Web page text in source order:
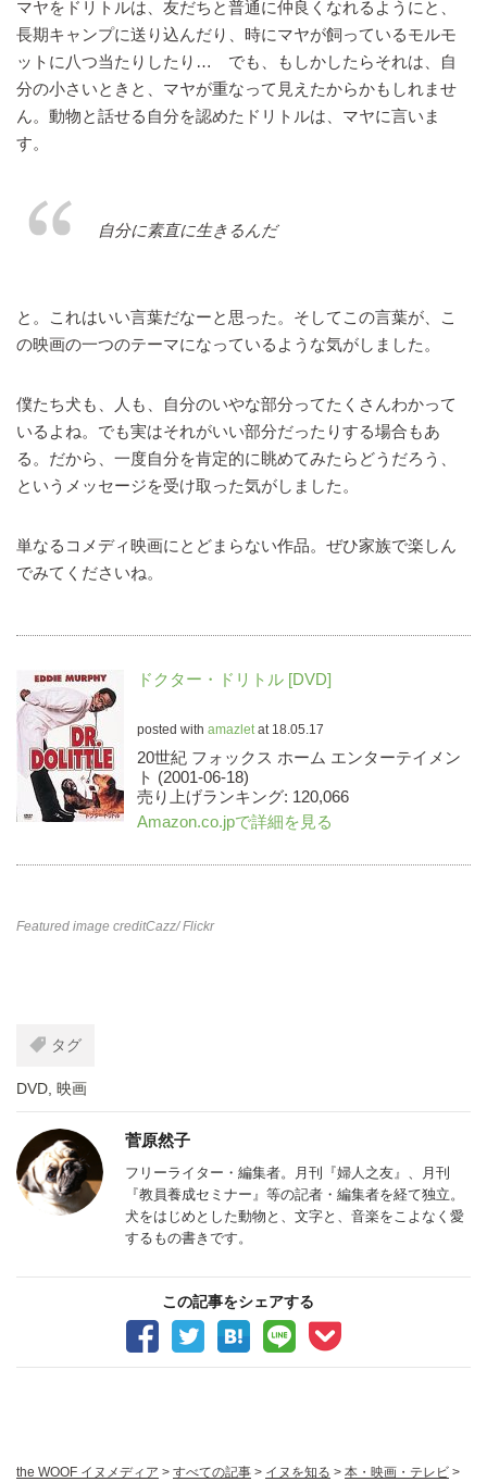
マヤをドリトルは、友だちと普通に仲良くなれるようにと、
長期キャンプに送り込んだり、時にマヤが飼っているモルモ
ットに八つ当たりしたり… でも、もしかしたらそれは、自
分の小さいときと、マヤが重なって見えたからかもしれませ
ん。動物と話せる自分を認めたドリトルは、マヤに言いま
す。
自分に素直に生きるんだ
と。これはいい言葉だなーと思った。そしてこの言葉が、こ
の映画の一つのテーマになっているような気がしました。
僕たち犬も、人も、自分のいやな部分ってたくさんわかって
いるよね。でも実はそれがいい部分だったりする場合もあ
る。だから、一度自分を肯定的に眺めてみたらどうだろう、
というメッセージを受け取った気がしました。
単なるコメディ映画にとどまらない作品。ぜひ家族で楽しん
でみてくださいね。
ドクター・ドリトル [DVD]
posted with amazletat 18.05.17
20世紀 フォックス ホーム エンターテイメン
ト (2001-06-18)
売り上げランキング: 120,066
Amazon.co.jpで詳細を見る
Featured image creditCazz/ Flickr
タグ
DVD, 映画
菅原然子
フリーライター・編集者。月刊『婦人之友』、月刊
『教員養成セミナー』等の記者・編集者を経て独立。
犬をはじめとした動物と、文字と、音楽をこよなく愛
するもの書きです。
この記事をシェアする
the WOOF イヌメディア > すべての記事 > イヌを知る > 本・映画・テレビ >